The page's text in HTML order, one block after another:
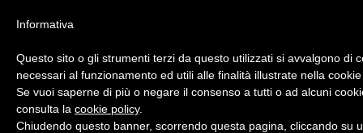
Login Registrazione
Informativa
Questo sito o gli strumenti terzi da questo utilizzati si avvalgono di
necessari al funzionamento ed utili alle finalità illustrate nella
Se vuoi saperne di più o negare il consenso a tutti o ad alcuni
consulta la cookie policy.
Chiudendo questo banner, scorrendo questa pagina, cliccando su